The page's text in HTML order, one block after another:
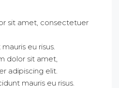
sit amet, consectetuer
eu risus.
dolor sit amet,
adipiscing elit.
mauris eu risus.